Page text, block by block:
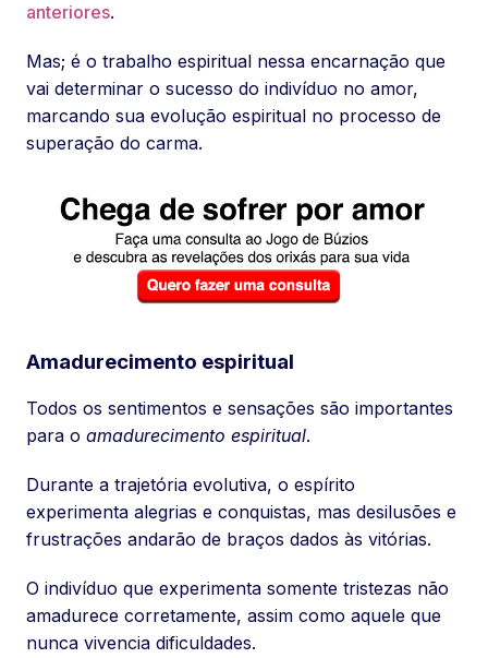
anteriores.
Mas; é o trabalho espiritual nessa encarnação que
vai determinar o sucesso do indivíduo no amor,
marcando sua evolução espiritual no processo de
superação do carma.
Amadurecimento espiritual
Todos os sentimentos e sensações são importantes
para o amadurecimento espiritual.
Durante a trajetória evolutiva, o espírito
experimenta alegrias e conquistas, mas desilusões e
frustrações andarão de braços dados às vitórias.
O indivíduo que experimenta somente tristezas não
amadurece corretamente, assim como aquele que
nunca vivencia dificuldades.